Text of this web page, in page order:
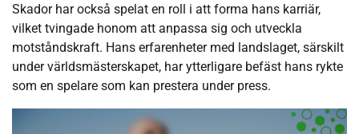
Skador har också spelat en roll i att forma hans karriär,
vilket tvingade honom att anpassa sig och utveckla
motståndskraft. Hans erfarenheter med landslaget, särskilt
under världsmästerskapet, har ytterligare befäst hans rykte
som en spelare som kan prestera under press.